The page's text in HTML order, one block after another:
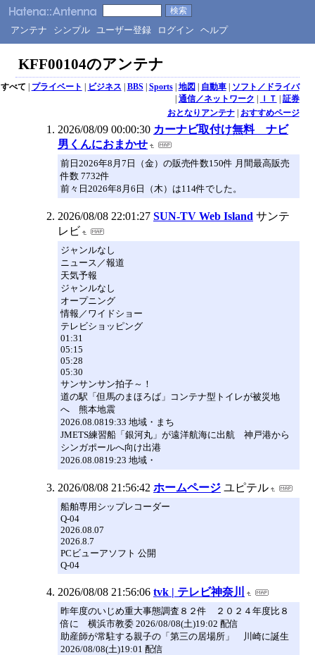
アンテナ シンプル ユーザー登録 ログイン ヘルプ
KFF00104のアンテナ
すべて | プライベート | ビジネス | BBS| Sports| 地図 | 自動車| ソフト／ドライバ
| 通信／ネットワーク | ＩＴ | 証券
おとなりアンテナ| おすすめページ
2026/08/09 00:00:30 カーナビ取付け無料 ナビ
男くんにおまかせ
前日2026年8月7日（金）の販売件数150件 月間最高販売
件数 7732件
前々日2026年8月6日（木）は114件でした。
2026/08/08 22:01:27 SUN-TV Web Island サンテ
レビ
ジャンルなし
ニュース／報道
天気予報
ジャンルなし
オープニング
情報／ワイドショー
テレビショッピング
01:31
05:15
05:28
05:30
サンサンサン拍子～！
道の駅「但馬のまほろば」コンテナ型トイレが被災地
へ 熊本地震
2026.08.0819:33 地域・まち
JMETS練習船「銀河丸」が遠洋航海に出航 神戸港から
シンガポールへ向け出港
2026.08.0819:23 地域・
2026/08/08 21:56:42 ホームページ ユピテル
船舶専用シップレコーダー
Q-04
2026.08.07
2026.8.7
PCビューアソフト 公開
Q-04
2026/08/08 21:56:06 tvk | テレビ神奈川
昨年度のいじめ重大事態調査８２件 ２０２４年度比８
倍に 横浜市教委 2026/08/08(土)19:02 配信
助産師が常駐する親子の「第三の居場所」 川崎に誕生
2026/08/08(土)19:01 配信